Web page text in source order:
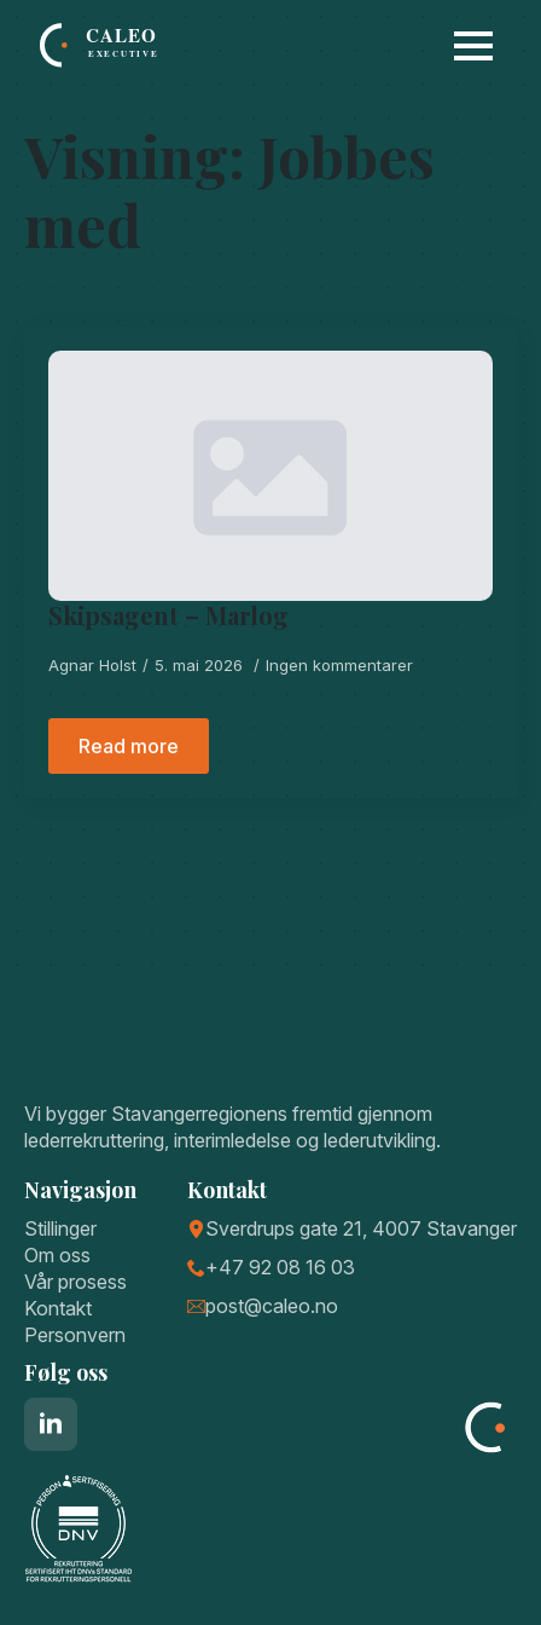
Visning: Jobbes
med
Skipsagent – Marlog
Agnar Holst 5. mai 2026 Ingen kommentarer
Read more
Vi bygger Stavangerregionens fremtid gjennom
lederrekruttering, interimledelse og lederutvikling.
Navigasjon
Stillinger
Om oss
Vår prosess
Kontakt
Personvern
Kontakt
Sverdrups gate 21, 4007 Stavanger
+47 92 08 16 03
post@caleo.no
Følg oss